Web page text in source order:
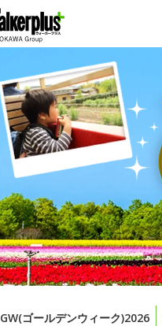
GW(ゴールデンウィーク)2026